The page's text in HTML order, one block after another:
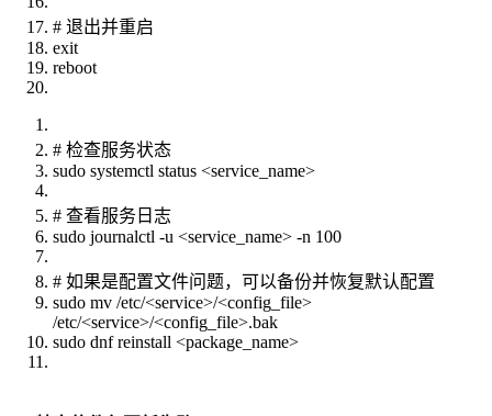
# 退出并重启
exit
reboot
# 检查服务状态
sudo systemctl status <service_name>
# 查看服务日志
sudo journalctl -u <service_name> -n 100
# 如果是配置文件问题，可以备份并恢复默认配置
sudo mv /etc/<service>/<config_file>
/etc/<service>/<config_file>.bak
sudo dnf reinstall <package_name>